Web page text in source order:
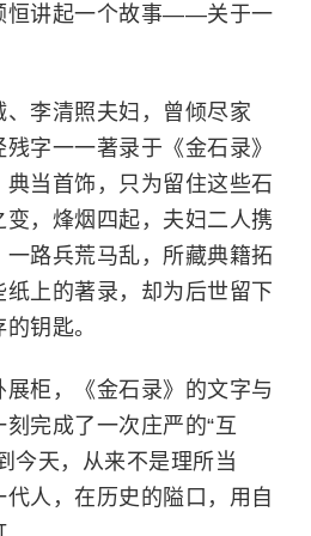
恒讲起一个故事——关于一
、李清照夫妇，曾倾尽家
字一一著录于《金石录》
当首饰，只为留住这些石
，烽烟四起，夫妇二人携
路兵荒马乱，所藏典籍拓
上的著录，却为后世留下
钥匙。
柜，《金石录》的文字与
完成了一次庄严的“互
今天，从来不是理所当
人，在历史的隘口，用自